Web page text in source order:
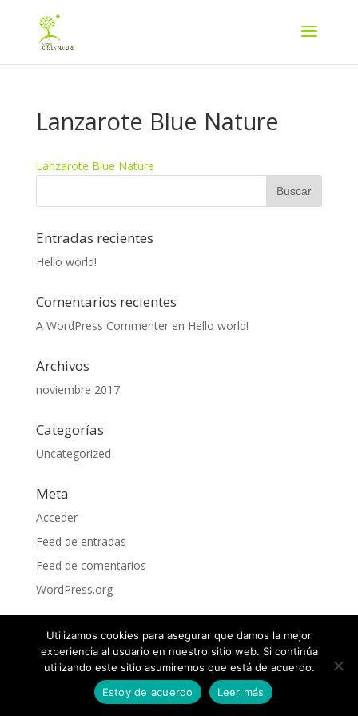
Lanzarote Blue Nature
Lanzarote Blue Nature
Entradas recientes
Hello world!
Comentarios recientes
A WordPress Commenteren Hello world!
Archivos
noviembre 2017
Categorías
Uncategorized
Meta
Acceder
Feed de entradas
Feed de comentarios
WordPress.org
Utilizamos cookies para asegurar que damos la mejor
experiencia al usuario en nuestro sitio web. Si continúa
utilizando este sitio asumiremos que está de acuerdo.
Estoy de acuerdo
Leer más